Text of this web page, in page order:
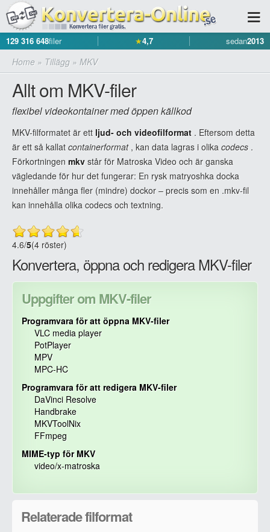
129 316 648filer ★4,7 sedan2013
Home » Tillägg » MKV
Allt om MKV-filer
flexibel videokontainer med öppen källkod
MKV-filformatet är ett ljud- och videofilformat . Eftersom detta
är ett så kallat containerformat, kan data lagras i olika codecs .
Förkortningen mkv står för Matroska Video och är ganska
vägledande för hur det fungerar: En rysk matryoshka docka
innehåller många fler (mindre) dockor – precis som en .mkv-fil
kan innehålla olika codecs och textning.
4.6/5(4 röster)
Konvertera, öppna och redigera MKV-filer
Uppgifter om MKV-filer
Programvara för att öppna MKV-filer
VLC media player
PotPlayer
MPV
MPC-HC
Programvara för att redigera MKV-filer
DaVinci Resolve
Handbrake
MKVToolNix
FFmpeg
MIME-typ för MKV
video/x-matroska
Relaterade filformat